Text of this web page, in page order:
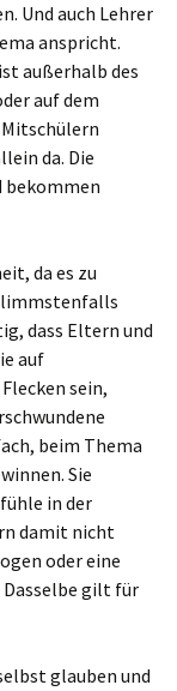
Und auch Lehrer
anspricht.
außerhalb des
auf dem
da. Die
bekommen
da es zu
dass Eltern und
auf
sein,
beim Thema
Sie
in der
damit nicht
oder eine
gilt für
glauben und